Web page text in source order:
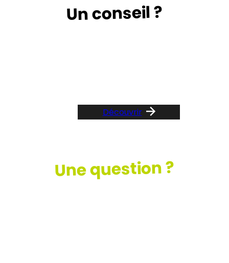
Un conseil ?
Découvrir
Une question ?